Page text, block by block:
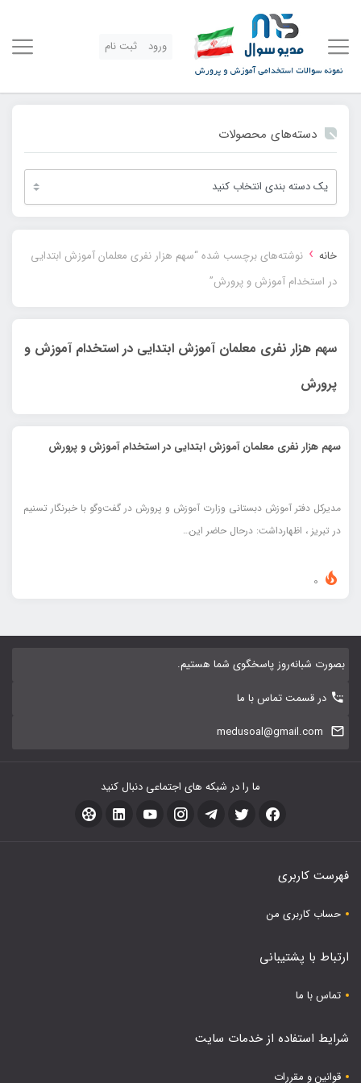
ورود ثبت نام
دسته‌های محصولات
خانه › نوشته‌های برچسب شده “سهم هزار نفری معلمان آموزش ابتدایی
در استخدام آموزش و پرورش”
سهم هزار نفری معلمان آموزش ابتدایی در استخدام آموزش و
پرورش
سهم هزار نفری معلمان آموزش ابتدایی در استخدام آموزش و پرورش
مدیرکل دفتر آموزش دبستانی وزارت آموزش و پرورش در گفت‌وگو با خبرنگار تسنیم
در تبریز ، اظهارداشت: درحال حاضر این…
بصورت شبانه‌روز پاسخگوی شما هستیم.
در قسمت تماس با ما
medusoal@gmail.com
ما را در شبکه های اجتماعی دنبال کنید
فهرست کاربری
حساب کاربری من
ارتباط با پشتیبانی
تماس با ما
شرایط استفاده از خدمات سایت
قوانین و مقررات